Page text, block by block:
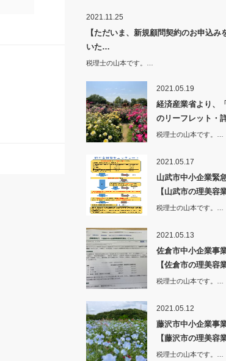
2021.11.25
【ただいま、新規顧問契約のお申込み
いた…
税理士の山本です。…
2021.05.19
経済産業省より、
のリーフレット・
税理士の山本です。…
2021.05.17
山武市中小企業緊
【山武市の理美容
税理士の山本です。…
2021.05.13
佐倉市中小企業事
【佐倉市の理美容
税理士の山本です。…
2021.05.12
藤沢市中小企業事
【藤沢市の理美容
税理士の山本です。…